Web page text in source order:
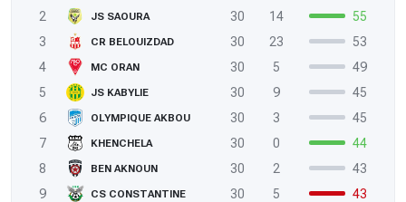
2
JS SAOURA 30 14
55
3
CR BELOUIZDAD 30 23
53
4
MC ORAN 30 5
49
5
JS KABYLIE 30 9
45
6
OLYMPIQUE AKBOU 30 3
45
7
KHENCHELA 30 0
44
8
BEN AKNOUN 30 2
43
9
CS CONSTANTINE 30 5
43